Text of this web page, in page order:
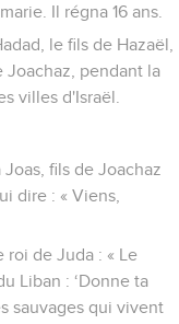
Il régna 16 ans.
le fils de Hazaël,
Joachaz, pendant la
villes d'Israël.
fils de Joachaz
dire : « Viens,
roi de Juda : « Le
Liban : ‘Donne ta
sauvages qui vivent